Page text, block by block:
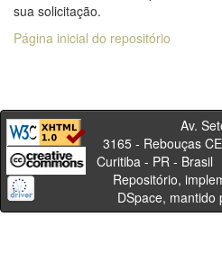
sua solicitação.
Página inicial do repositório
Av. Sete de
3165 - Rebouças
Curitiba -
Repositório,
DSpace, mantido